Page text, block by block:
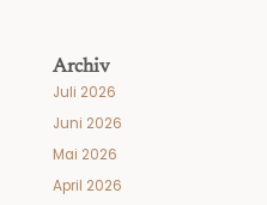
Archiv
Juli 2026
Juni 2026
Mai 2026
April 2026